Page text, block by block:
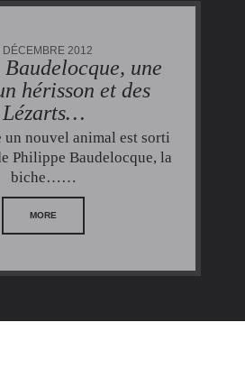
DÉCEMBRE 2012
une
hérisson et des
Lézarts…
un nouvel animal est sorti
Philippe Baudelocque, la
biche……
MORE